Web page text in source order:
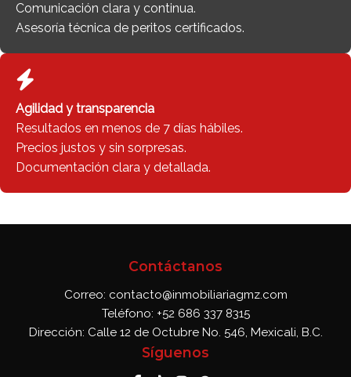
Comunicación clara y continua.
Asesoría técnica de peritos certificados.
Agilidad y transparencia
Resultados en menos de 7 días hábiles.
Precios justos y sin sorpresas.
Documentación clara y detallada.
Contáctanos
Correo: contacto@inmobiliariagmz.com
Teléfono: +52 686 337 8315
Dirección: Calle 12 de Octubre No. 546, Mexicali, B.C.
Síguenos